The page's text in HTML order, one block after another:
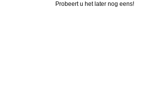
Probeert u het later nog eens!